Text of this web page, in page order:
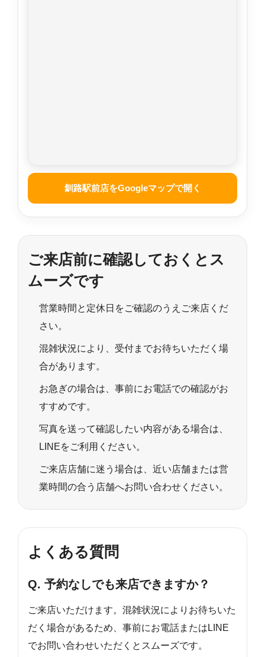
釧路駅前店をGoogleマップで開く
ご来店前に確認しておくとス
ムーズです
営業時間と定休日をご確認のうえご来店くだ
さい。
混雑状況により、受付までお待ちいただく場
合があります。
お急ぎの場合は、事前にお電話での確認がお
すすめです。
写真を送って確認したい内容がある場合は、
LINEをご利用ください。
ご来店店舗に迷う場合は、近い店舗または営
業時間の合う店舗へお問い合わせください。
よくある質問
Q. 予約なしでも来店できますか？
ご来店いただけます。混雑状況によりお待ちいた
だく場合があるため、事前にお電話またはLINE
でお問い合わせいただくとスムーズです。